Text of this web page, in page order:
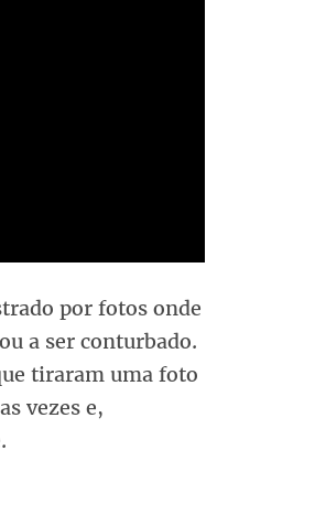
por fotos onde
a ser conturbado.
tiraram uma foto
vezes e,